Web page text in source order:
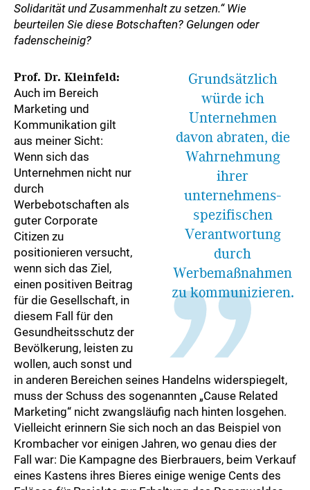
Solidarität und Zusammenhalt zu setzen.“ Wie
beurteilen Sie diese Botschaften? Gelungen oder
fadenscheinig?
Grundsätzlich
würde ich
Unternehmen
davon abraten, die
Wahrnehmung
ihrer
unternehmens­
spezifischen
Verantwortung
durch
Werbemaßnahmen
zu kommunizieren.
Prof. Dr. Kleinfeld:
Auch im Bereich
Marketing und
Kommunikation gilt
aus meiner Sicht:
Wenn sich das
Unternehmen nicht nur
durch
Werbebotschaften als
guter Corporate
Citizen zu
positionieren versucht,
wenn sich das Ziel,
einen positiven Beitrag
für die Gesellschaft, in
diesem Fall für den
Gesundheitsschutz der
Bevölkerung, leisten zu
wollen, auch sonst und
in anderen Bereichen seines Handelns widerspiegelt,
muss der Schuss des sogenannten „Cause Related
Marketing“ nicht zwangsläufig nach hinten losgehen.
Vielleicht erinnern Sie sich noch an das Beispiel von
Krombacher vor einigen Jahren, wo genau dies der
Fall war: Die Kampagne des Bierbrauers, beim Verkauf
eines Kastens ihres Bieres einige wenige Cents des